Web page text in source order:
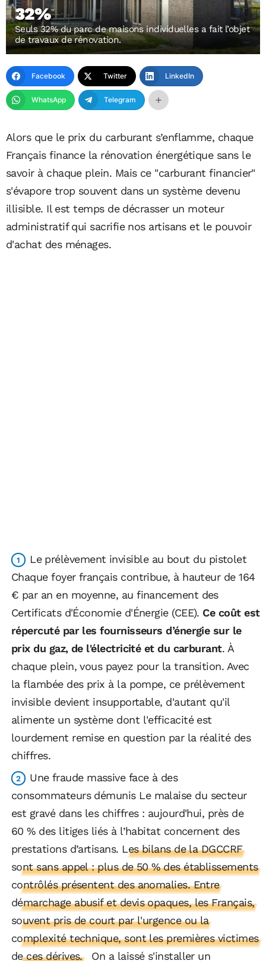
32%
Seuls 32% du parc de maisons individuelles a fait l’objet
de travaux de rénovation.
Facebook Twitter LinkedIn
WhatsApp Telegram
Alors que le prix du carburant s’enflamme, chaque
Français finance la rénovation énergétique sans le
savoir à chaque plein. Mais ce "carburant financier"
s'évapore trop souvent dans un système devenu
illisible. Il est temps de décrasser un moteur
administratif qui sacrifie nos artisans et le pouvoir
d'achat des ménages.
Le prélèvement invisible au bout du pistolet
Chaque foyer français contribue, à hauteur de 164
€ par an en moyenne, au financement des
Certificats d'Économie d'Énergie (CEE). Ce coût est
répercuté par les fournisseurs d’énergie sur le
prix du gaz, de l'électricité et du carburant. À
chaque plein, vous payez pour la transition. Avec
la flambée des prix à la pompe, ce prélèvement
invisible devient insupportable, d'autant qu'il
alimente un système dont l'efficacité est
lourdement remise en question par la réalité des
chiffres.
Une fraude massive face à des
consommateurs démunis Le malaise du secteur
est gravé dans les chiffres : aujourd'hui, près de
60 % des litiges liés à l’habitat concernent des
prestations d’artisans. Les bilans de la DGCCRF
sont sans appel : plus de 50 % des établissements
contrôlés présentent des anomalies. Entre
démarchage abusif et devis opaques, les Français,
souvent pris de court par l'urgence ou la
complexité technique, sont les premières victimes
de ces dérives.
On a laissé s'installer un